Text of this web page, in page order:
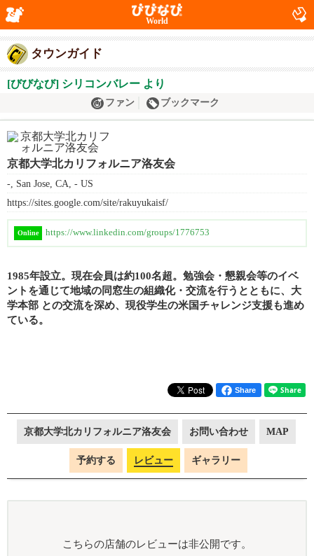
World
タウンガイド
[びびなび] シリコンバレー より
ファン ブックマーク
京都大学北カリフォルニア洛友会
-, San Jose, CA, - US
https://sites.google.com/site/rakuyukaisf/
Online https://www.linkedin.com/groups/1776753
1985年設立。現在会員は約100名超。勉強会・懇親会等のイベ
ントを通じて地域の同窓生の組織化・交流を行うとともに、大
学本部 との交流を深め、現役学生の米国チャレンジ支援も進め
ている。
Share
京都大学北カリフォルニア洛友会 お問い合わせ MAP
予約する レビュー ギャラリー
こちらの店舗のレビューは非公開です。